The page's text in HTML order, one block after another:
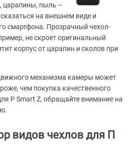
царапины, пыль –
на внешнем виде и
смартфона. Прозрачный чехол-
не скроет оригинальный
корпус от царапин и сколов при
механизма камеры может
чем покупка качественного
P Smart Z, обращайте внимание на
видов чехлов для П